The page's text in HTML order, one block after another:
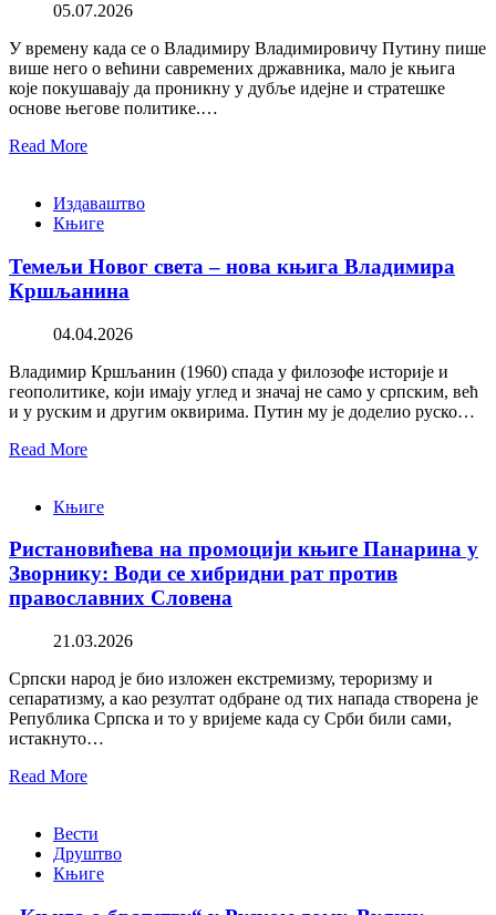
05.07.2026
У времену када се о Владимиру Владимировичу Путину пише
више него о већини савремених државника, мало је књига
које покушавају да проникну у дубље идејне и стратешке
основе његове политике.…
Read More
Издаваштво
Књиге
Темељи Новог света – нова књига Владимира
Кршљанина
04.04.2026
Владимир Кршљанин (1960) спада у филозофе историје и
геополитике, који имају углед и значај не само у српским, већ
и у руским и другим оквирима. Путин му је доделио руско…
Read More
Књиге
Ристановићева на промоцији књиге Панарина у
Зворнику: Води се хибридни рат против
православних Словена
21.03.2026
Српски народ је био изложен екстремизму, тероризму и
сепаратизму, а као резултат одбране од тих напада створена је
Република Српска и то у вријеме када су Срби били сами,
истакнуто…
Read More
Вести
Друштво
Књиге